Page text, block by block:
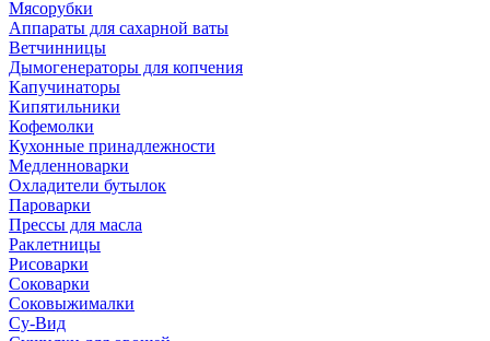
Мясорубки
Аппараты для сахарной ваты
Ветчинницы
Дымогенераторы для копчения
Капучинаторы
Кипятильники
Кофемолки
Кухонные принадлежности
Медленноварки
Охладители бутылок
Пароварки
Прессы для масла
Раклетницы
Рисоварки
Соковарки
Соковыжималки
Су-Вид